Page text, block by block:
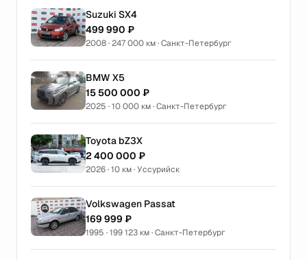
Suzuki SX4
499 990 ₽
2008 · 247 000 км · Санкт-Петербург
BMW X5
15 500 000 ₽
2025 · 10 000 км · Санкт-Петербург
Toyota bZ3X
2 400 000 ₽
2026 · 10 км · Уссурийск
Volkswagen Passat
169 999 ₽
1995 · 199 123 км · Санкт-Петербург